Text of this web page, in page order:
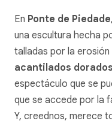
En Ponte de Piedade
una escultura hecha
talladas por la
acantilados dorados
espectáculo que se
que se accede por la
Y, creednos, merece